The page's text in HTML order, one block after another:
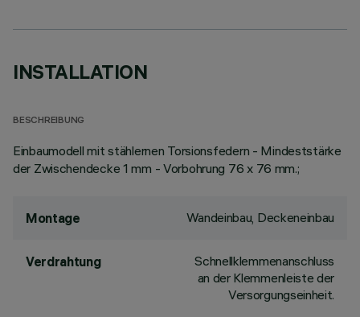
INSTALLATION
BESCHREIBUNG
Einbaumodell mit stählernen Torsionsfedern - Mindeststärke
der Zwischendecke 1 mm - Vorbohrung 76 x 76 mm.;
Montage Wandeinbau, Deckeneinbau
Verdrahtung
Schnellklemmenanschluss
an der Klemmenleiste der
Versorgungseinheit.